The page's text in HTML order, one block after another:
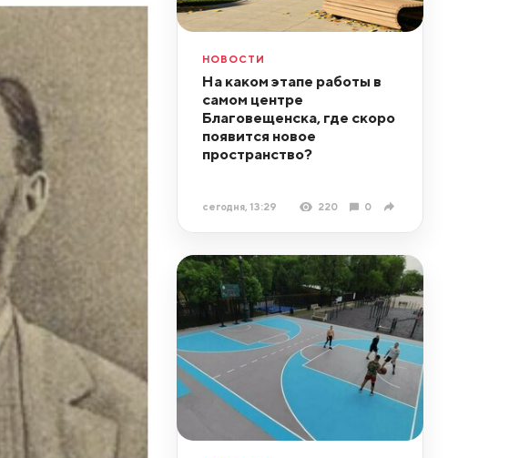
НОВОСТИ
На каком этапе работы в
самом центре
Благовещенска, где скоро
появится новое
пространство?
сегодня, 13:29 220 0